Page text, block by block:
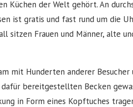
Küchen der Welt gehört. An
ist gratis und fast rund um die
Frauen und Männer, alte
mit Hunderten anderer
bereitgestellten Becken
in Form eines Kopftuches